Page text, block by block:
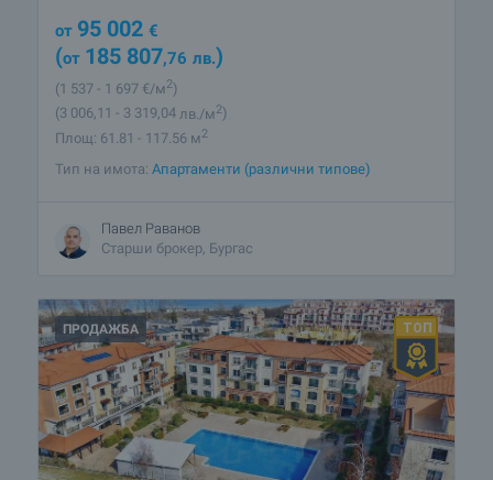
от 95 002 €
(от 185 807,76 лв.)
(1 537 - 1 697 €/м2)
(3 006,11 - 3 319,04 лв./м2)
Площ: 61.81 - 117.56 м2
Тип на имота: Апартаменти (различни типове)
Павел Раванов
Старши брокер, Бургас
ПРОДАЖБА